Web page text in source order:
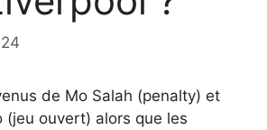
de Mo Salah (penalty) et
(jeu ouvert) alors que les